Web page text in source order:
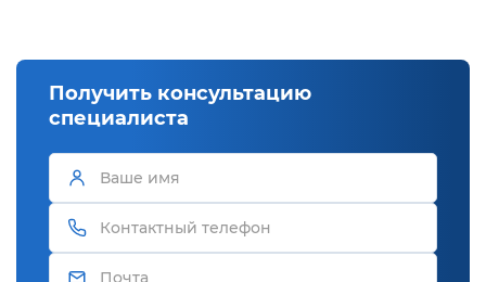
Получить консультацию
специалиста